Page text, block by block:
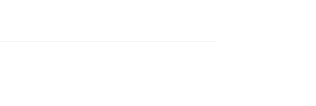
Business